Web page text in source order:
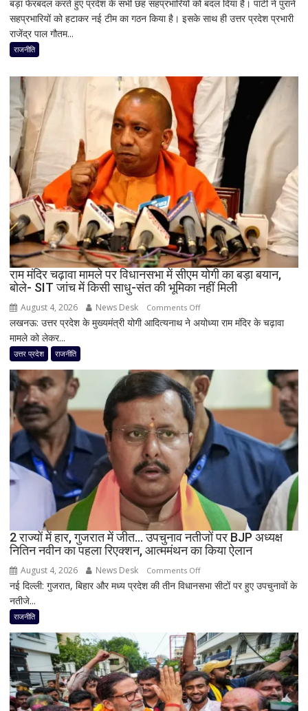
2027
के
बड़ा
दांव,
यूपी
में
पूरी
सहप्रभारी
टीम
बदली,
नई
जिम्मेदारियां
घोषित
बड़ा फेरबदल करते हुए प्रदेश के सभी छह सहप्रभारियों को बदल दिया है। पार्टी ने पुराने
सहप्रभारियों को हटाकर नई टीम का गठन किया है। इसके साथ ही उत्तर प्रदेश प्रभारी
राजेंद्र पाल गौतम...
राजनीति
राम मंदिर चढ़ावा मामले पर विधानसभा में सीएम योगी का बड़ा बयान,
बोले- SIT जांच में किसी साधु-संत की भूमिका नहीं मिली
August 4, 2026 News Desk Comments Offon
राम
पर
विधानसभा
सीएम
योगी
का
बड़ा
बयान,
बोले-
SIT
जांच
में
नहीं
मिली
लखनऊ: उत्तर प्रदेश के मुख्यमंत्री योगी आदित्यनाथ ने अयोध्या राम मंदिर के चढ़ावा
मामले को लेकर...
उत्तर प्रदेश राजनीति
2 राज्यों में हार, गुजरात में जीत… उपचुनाव नतीजों पर BJP अध्यक्ष
नितिन नवीन का पहला रिएक्शन, आत्ममंथन का किया ऐलान
August 4, 2026 News Desk Comments Offon
2
हार,
गुजरात
में
जीत…
उपचुनाव
नतीजों
नई दिल्ली: गुजरात, बिहार और मध्य प्रदेश की तीन विधानसभा सीटों पर हुए उपचुनावों के
नतीजे...
राजनीति